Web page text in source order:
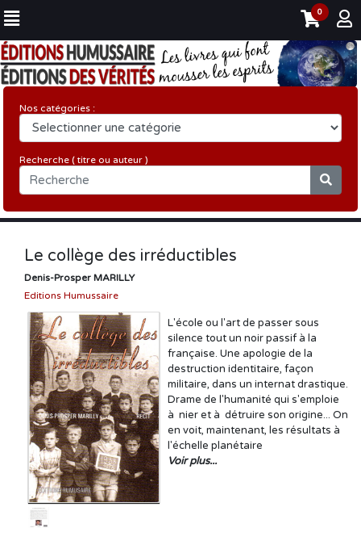
0
Nos catégories :
Recherche ( titre ou auteur )
Le collège des irréductibles
Denis-Prosper MARILLY
Editions Humussaire
L'école ou l'art de passer sous
silence tout un noir passif à la
française. Une apologie de la
destruction identitaire, façon
militaire, dans un internat drastique.
Drame de l'humanité qui s'emploie
à nier et à détruire son origine... On
en voit, maintenant, les résultats à
l'échelle planétaire
Voir plus...